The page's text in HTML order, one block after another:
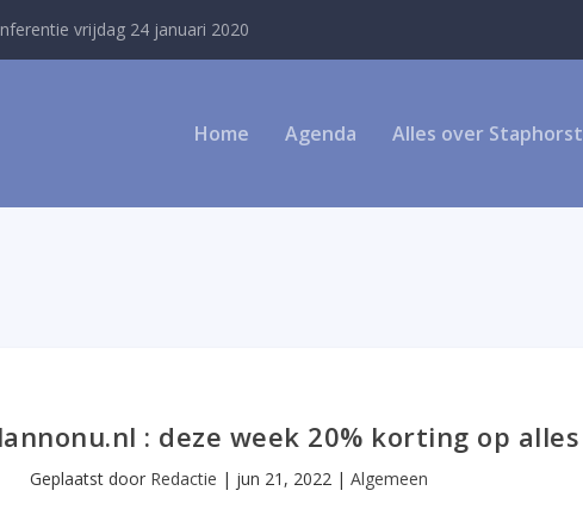
vrijdag 24 januari 2020
Home Agenda Alles over Staphorst
: deze week 20% korting op alles
Geplaatst door Redactie | jun 21, 2022| Algemeen